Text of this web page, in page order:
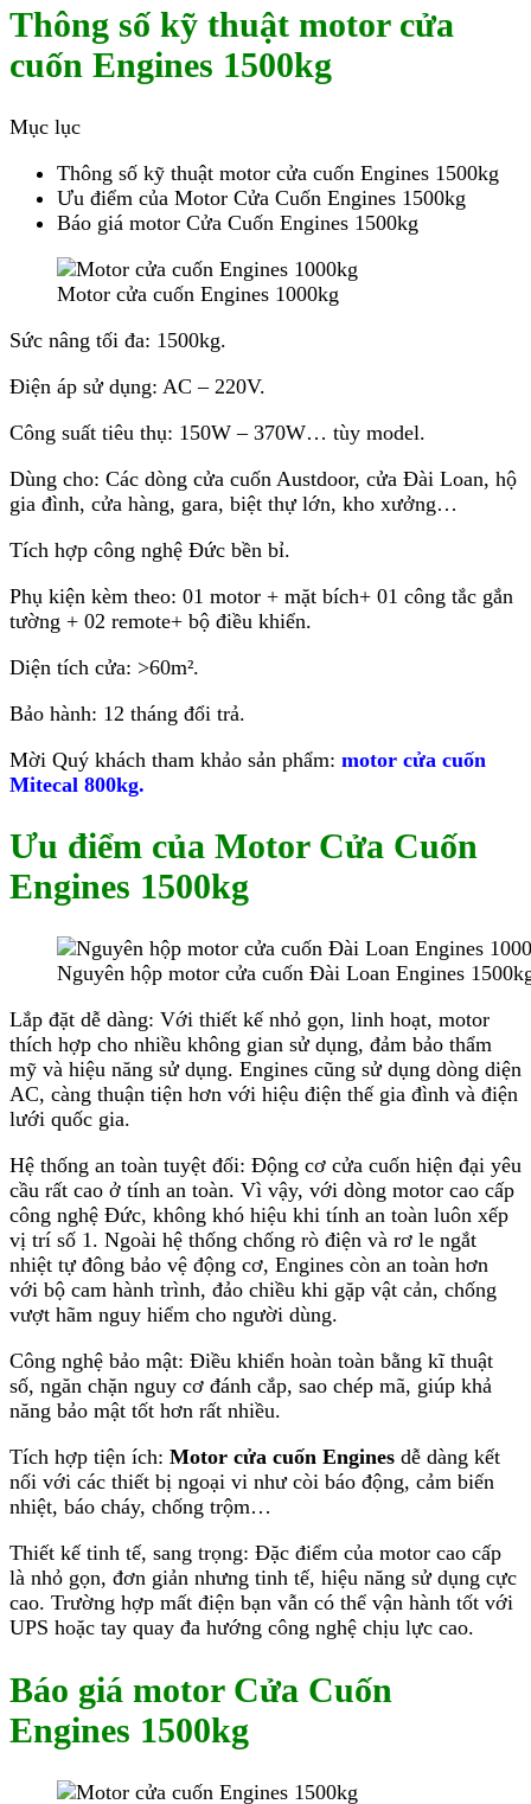
Thông số kỹ thuật motor cửa
cuốn Engines 1500kg
Mục lục
Thông số kỹ thuật motor cửa cuốn Engines 1500kg
Ưu điểm của Motor Cửa Cuốn Engines 1500kg
Báo giá motor Cửa Cuốn Engines 1500kg
Motor cửa cuốn Engines 1000kg
Sức nâng tối đa: 1500kg.
Điện áp sử dụng: AC – 220V.
Công suất tiêu thụ: 150W – 370W… tùy model.
Dùng cho: Các dòng cửa cuốn Austdoor, cửa Đài Loan, hộ
gia đình, cửa hàng, gara, biệt thự lớn, kho xưởng…
Tích hợp công nghệ Đức bền bỉ.
Phụ kiện kèm theo: 01 motor + mặt bích+ 01 công tắc gắn
tường + 02 remote+ bộ điều khiển.
Diện tích cửa: >60m².
Bảo hành: 12 tháng đổi trả.
Mời Quý khách tham khảo sản phẩm: motor cửa cuốn
Mitecal 800kg.
Ưu điểm của Motor Cửa Cuốn
Engines 1500kg
Nguyên hộp motor cửa cuốn Đài Loan Engines
Lắp đặt dễ dàng: Với thiết kế nhỏ gọn, linh hoạt, motor
thích hợp cho nhiều không gian sử dụng, đảm bảo thẩm
mỹ và hiệu năng sử dụng. Engines cũng sử dụng dòng diện
AC, càng thuận tiện hơn với hiệu điện thế gia đình và điện
lưới quốc gia.
Hệ thống an toàn tuyệt đối: Động cơ cửa cuốn hiện đại yêu
cầu rất cao ở tính an toàn. Vì vậy, với dòng motor cao cấp
công nghệ Đức, không khó hiệu khi tính an toàn luôn xếp
vị trí số 1. Ngoài hệ thống chống rò điện và rơ le ngắt
nhiệt tự đông bảo vệ động cơ, Engines còn an toàn hơn
với bộ cam hành trình, đảo chiều khi gặp vật cản, chống
vượt hãm nguy hiểm cho người dùng.
Công nghệ bảo mật: Điều khiển hoàn toàn bằng kĩ thuật
số, ngăn chặn nguy cơ đánh cắp, sao chép mã, giúp khả
năng bảo mật tốt hơn rất nhiều.
Tích hợp tiện ích: Motor cửa cuốn Engines dễ dàng kết
nối với các thiết bị ngoại vi như còi báo động, cảm biến
nhiệt, báo cháy, chống trộm…
Thiết kế tinh tế, sang trọng: Đặc điểm của motor cao cấp
là nhỏ gọn, đơn giản nhưng tinh tế, hiệu năng sử dụng cực
cao. Trường hợp mất điện bạn vẫn có thể vận hành tốt với
UPS hoặc tay quay đa hướng công nghệ chịu lực cao.
Báo giá motor Cửa Cuốn
Engines 1500kg